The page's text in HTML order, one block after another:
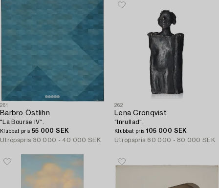
261
Barbro Östlihn
"La Bourse IV".
Klubbat pris 55 000 SEK
Utropspris 30 000 - 40 000 SEK
262
Lena Cronqvist
"Inrullad".
Klubbat pris 105 000 SEK
Utropspris 60 000 - 80 000 SEK